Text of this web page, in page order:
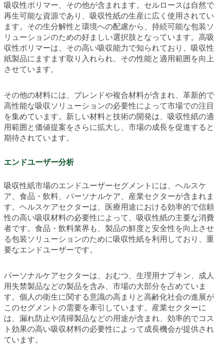
吸収性ポリマー、その他が含まれます。セルロースは自然で
再生可能な資源であり、吸収性紙の生産に広く使用されてい
ます。その生分解性と環境への配慮から、持続可能な包装ソ
リューションのための好ましい選択肢となっています。高吸
収性ポリマーは、その高い吸収能力で知られており、吸収性
紙製品にますます取り入れられ、その性能と適用範囲を向上
させています。
その他の材料には、ブレンドや複合材料が含まれ、革新的で
高性能な吸収ソリューションの必要性によって市場での注目
を集めています。新しい材料と技術の開発は、吸収性紙の適
用範囲と価値提案をさらに拡大し、市場の成長を促進すると
期待されています。
エンドユーザー分析
吸収性紙市場のエンドユーザーセグメントには、ヘルスケ
ア、食品・飲料、パーソナルケア、産業セクターが含まれま
す。ヘルスケアセクターは、医療用途における効率的で信頼
性の高い吸収材料の必要性によって、吸収性紙の主要な消費
者です。食品・飲料業界も、製品の鮮度と安全性を向上させ
る包装ソリューションのために吸収性紙を利用しており、重
要なエンドユーザーです。
パーソナルケアセクターは、おむつ、生理用ナプキン、成人
用失禁製品などの製品を含み、市場の大部分を占めていま
す。個人の衛生に関する意識の高まりと高齢化社会の進展が
このセグメントの需要を牽引しています。産業セクターに
は、漏れ防止や清掃製品などの用途が含まれ、効率的でコス
ト効果の高い吸収材料の必要性によって成長機会が提供され
ています。